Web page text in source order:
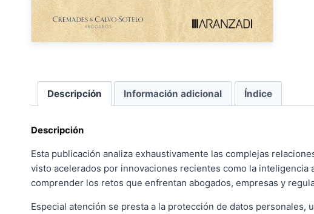
Descripción Información adicional Índice
Descripción
Esta publicación analiza exhaustivamente las complejas
visto acelerados por innovaciones recientes como la
comprender los retos que enfrentan abogados, empresas y
Especial atención se presta a la protección de datos personales,